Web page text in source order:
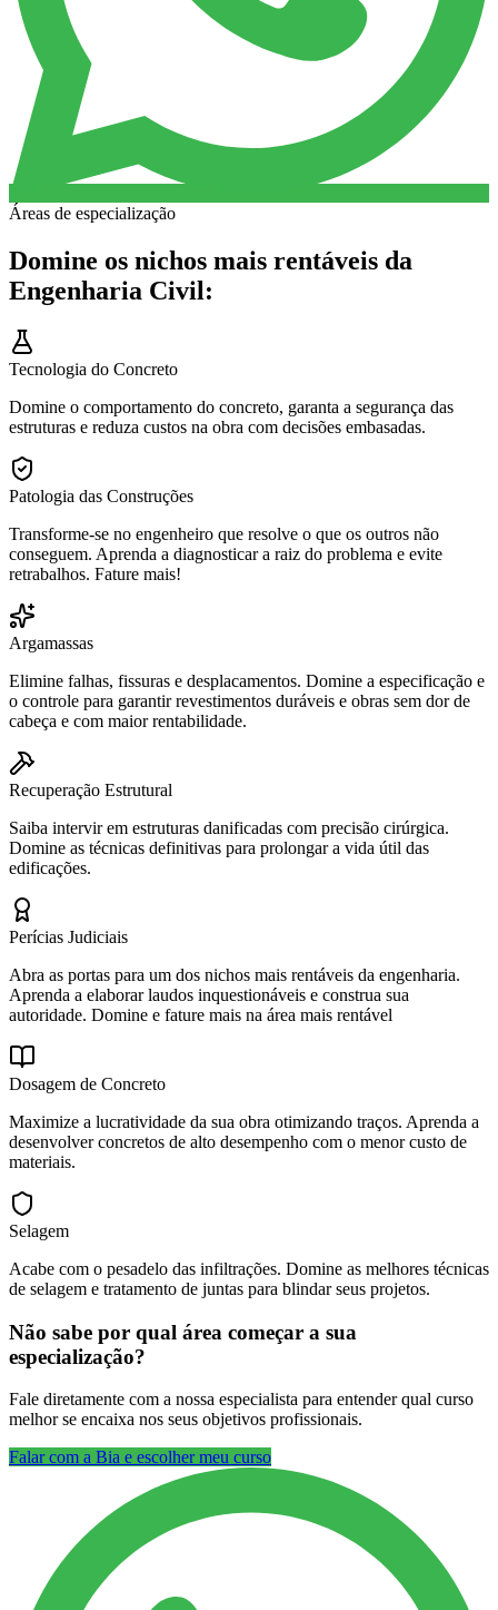
Áreas de especialização
Domine os nichos mais rentáveis da
Engenharia Civil:
Tecnologia do Concreto
Domine o comportamento do concreto, garanta a segurança das
estruturas e reduza custos na obra com decisões embasadas.
Patologia das Construções
Transforme-se no engenheiro que resolve o que os outros não
conseguem. Aprenda a diagnosticar a raiz do problema e evite
retrabalhos. Fature mais!
Argamassas
Elimine falhas, fissuras e desplacamentos. Domine a especificação e
o controle para garantir revestimentos duráveis e obras sem dor de
cabeça e com maior rentabilidade.
Recuperação Estrutural
Saiba intervir em estruturas danificadas com precisão cirúrgica.
Domine as técnicas definitivas para prolongar a vida útil das
edificações.
Perícias Judiciais
Abra as portas para um dos nichos mais rentáveis da engenharia.
Aprenda a elaborar laudos inquestionáveis e construa sua
autoridade. Domine e fature mais na área mais rentável
Dosagem de Concreto
Maximize a lucratividade da sua obra otimizando traços. Aprenda a
desenvolver concretos de alto desempenho com o menor custo de
materiais.
Selagem
Acabe com o pesadelo das infiltrações. Domine as melhores técnicas
de selagem e tratamento de juntas para blindar seus projetos.
Não sabe por qual área começar a sua
especialização?
Fale diretamente com a nossa especialista para entender qual curso
melhor se encaixa nos seus objetivos profissionais.
Falar com a Bia e escolher meu curso